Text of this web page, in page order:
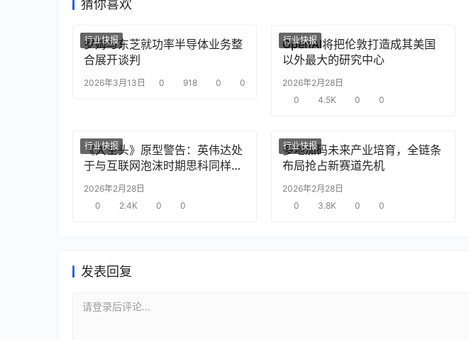
猜你喜欢
行业快报
罗姆与东芝就功率半导体业务整
合展开谈判
2026年3月13日 0 918 0 0
行业快报
OpenAI将把伦敦打造成其美国
以外最大的研究中心
2026年2月28日
0
4.5K 0 0
行业快报
《大空头》原型警告：英伟达处
于与互联网泡沫时期思科同样的
“危险境地”
2026年2月28日
0
2.4K 0 0
行业快报
多地加码未来产业培育，全链条
布局抢占新赛道先机
2026年2月28日
0
3.8K 0 0
发表回复
请登录后评论...